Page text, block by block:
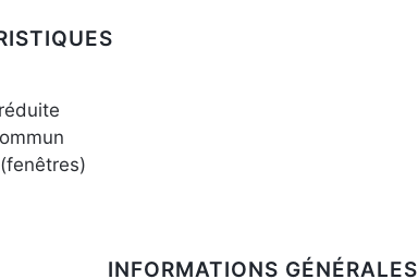
INFORMATIONS GÉNÉRALES